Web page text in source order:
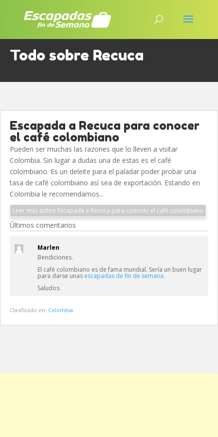
Todo sobre Recuca
Escapada a Recuca para conocer
el café colombiano
Pueden ser muchas las razones que lo lleven a visitar
Colombia. Sin lugar a dudas una de estas es el café
colombiano. Es un deleite para el paladar poder probar una
tasa de café colombiano así sea de exportación. Estando en
Colombia le recomendamos...
Leer más sobre Escapada a Recuca para conocer el café colombiano
Últimos comentarios
Marlen
Bendiciones.
El café colombiano es de fama mundial. Sería un buen lugar
para darse unas escapadas de fin de semana.
Saludos.
Clasificado en: Colombia